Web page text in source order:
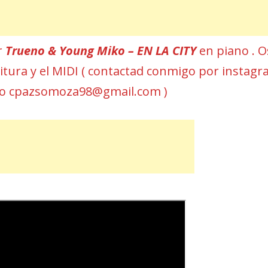
Trueno & Young Miko – EN LA CITYen piano .
y el MIDI ( contactad conmigo por
)